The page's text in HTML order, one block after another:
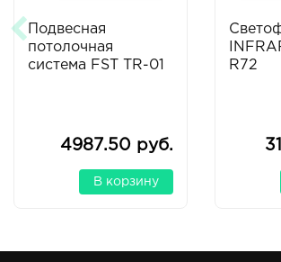
Подвесная
потолочная
система FST TR-01
4987.50 руб.
В корзину
R72